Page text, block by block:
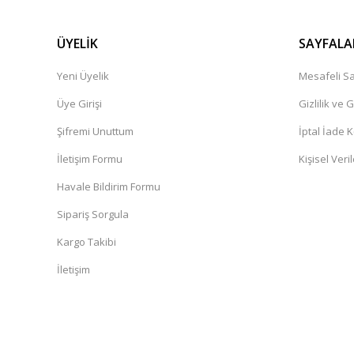
ÜYELİK
Yeni Üyelik
Üye Girişi
Şifremi Unuttum
İletişim Formu
Havale Bildirim Formu
Sipariş Sorgula
Kargo Takibi
İletişim
Mesafeli
Gizlilik ve
İptal İade
Kişisel